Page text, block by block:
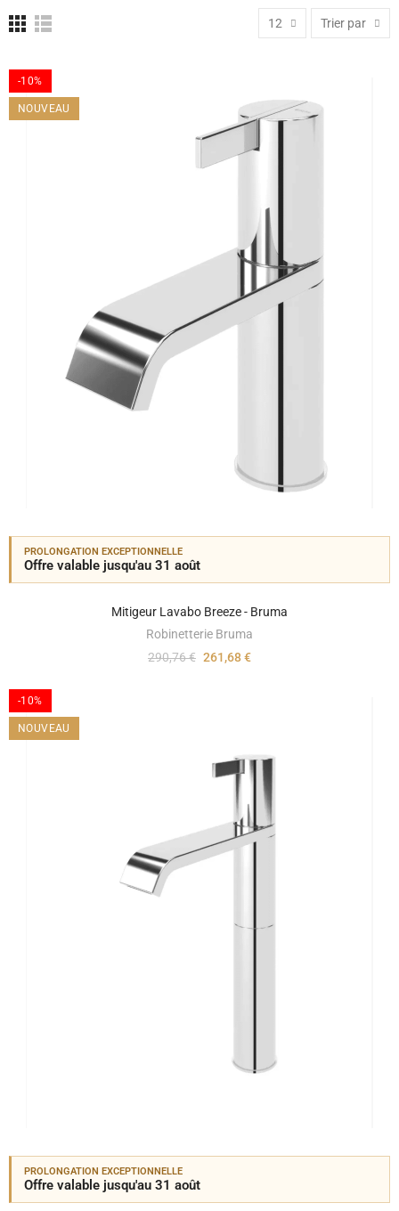
12 Trier par
-10%
NOUVEAU
PROLONGATION EXCEPTIONNELLE
Offre valable jusqu'au 31 août
Mitigeur Lavabo Breeze - Bruma
Robinetterie Bruma
290,76 € 261,68 €
-10%
NOUVEAU
PROLONGATION EXCEPTIONNELLE
Offre valable jusqu'au 31 août